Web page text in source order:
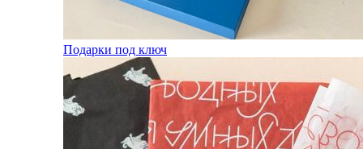
Подарки под ключ